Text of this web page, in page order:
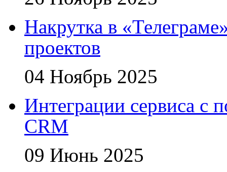
Накрутка в
проектов
04 Ноябрь 2025
Интеграции сервиса с
CRM
09 Июнь 2025